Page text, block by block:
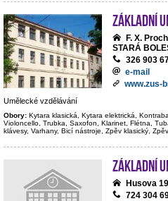
Základní
F. X.
STARÁ
326 903
e-mail
www.zus-
Umělecké vzdělávání
Obory: Kytara klasická, Kytara elektrická,
Violoncello, Trubka, Saxofon, Klarinet, Flétna,
klávesy, Varhany, Bicí nástroje, Zpěv klasický,
Základní
Husova
724 304